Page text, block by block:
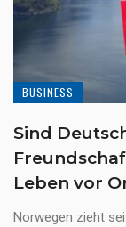
BUSINESS
Sind
Leben vor
Norwegen zieht